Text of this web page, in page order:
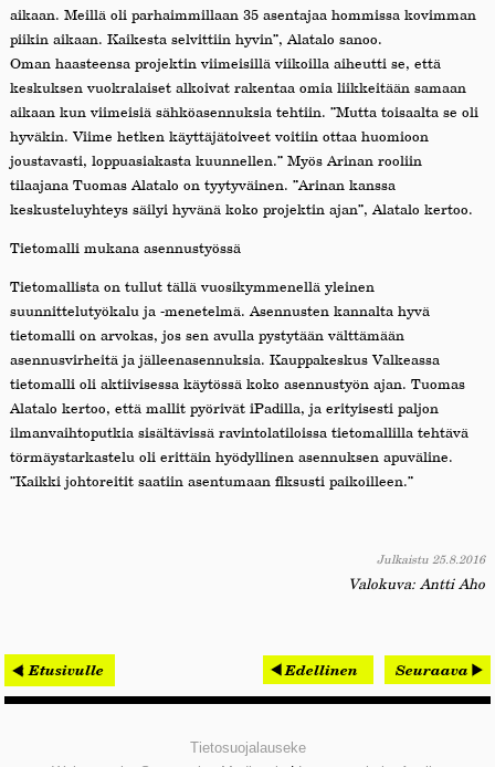
aikaan. Meillä oli parhaimmillaan 35 asentajaa hommissa kovimman
piikin aikaan. Kaikesta selvittiin hyvin”, Alatalo sanoo.
Oman haasteensa projektin viimeisillä viikoilla aiheutti se, että
keskuksen vuokralaiset alkoivat rakentaa omia liikkeitään samaan
aikaan kun viimeisiä sähköasennuksia tehtiin. ”Mutta toisaalta se oli
hyväkin. Viime hetken käyttäjätoiveet voitiin ottaa huomioon
joustavasti, loppuasiakasta kuunnellen.” Myös Arinan rooliin
tilaajana Tuomas Alatalo on tyytyväinen. ”Arinan kanssa
keskusteluyhteys säilyi hyvänä koko projektin ajan”, Alatalo kertoo.
Tietomalli mukana asennustyössä
Tietomallista on tullut tällä vuosikymmenellä yleinen
suunnittelutyökalu ja -menetelmä. Asennusten kannalta hyvä
tietomalli on arvokas, jos sen avulla pystytään välttämään
asennusvirheitä ja jälleenasennuksia. Kauppakeskus Valkeassa
tietomalli oli aktiivisessa käytössä koko asennustyön ajan. Tuomas
Alatalo kertoo, että mallit pyörivät iPadilla, ja erityisesti paljon
ilmanvaihtoputkia sisältävissä ravintolatiloissa tietomallilla tehtävä
törmäystarkastelu oli erittäin hyödyllinen asennuksen apuväline.
”Kaikki johtoreitit saatiin asentumaan fiksusti paikoilleen.”
Julkaistu 25.8.2016
Valokuva: Antti Aho
< Etusivulle Edellinen Seuraava
Tietosuojalauseke